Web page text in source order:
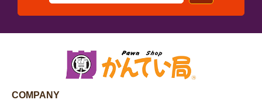
COMPANY